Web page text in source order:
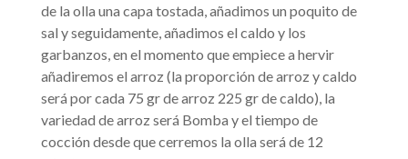
de la olla una capa tostada, añadimos un poquito de
sal y seguidamente, añadimos el caldo y los
garbanzos, en el momento que empiece a hervir
añadiremos el arroz (la proporción de arroz y caldo
será por cada 75 gr de arroz 225 gr de caldo), la
variedad de arroz será Bomba y el tiempo de
cocción desde que cerremos la olla será de 12